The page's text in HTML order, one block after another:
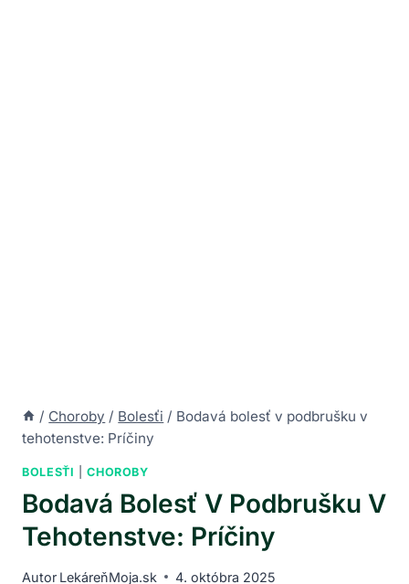
/ Choroby / Bolesťi / Bodavá bolesť v podbrušku v
tehotenstve: Príčiny
BOLESŤI |CHOROBY
Bodavá Bolesť V Podbrušku V
Tehotenstve: Príčiny
Autor LekáreňMoja.sk 4. októbra 2025